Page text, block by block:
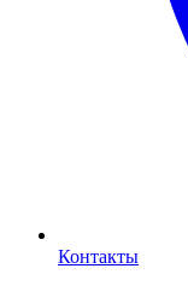
Контакты